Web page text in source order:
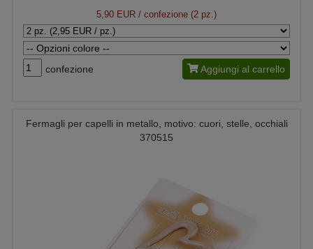
Colore del metallo:antracite
5,90 EUR / confezione (2 pz.)
confezione Aggiungi al carrello
Fermagli per capelli in metallo, motivo: cuori, stelle, occhiali
370515